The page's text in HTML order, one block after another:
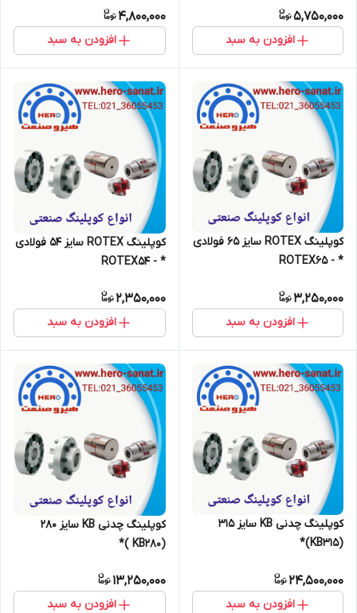
5,750,000
افزودن به سبد
4,800,000
افزودن به سبد
کوپلینگ ROTEX سایز 65 فولادی
* - ROTEX65
3,250,000
افزودن به سبد
کوپلینگ ROTEX سایز 54 فولادی
* - ROTEX54
2,350,000
افزودن به سبد
کوپلینگ چدنی KB سایز 315
(KB315)*
24,500,000
افزودن به سبد
کوپلینگ چدنی KB سایز 280
(KB280 )*
13,250,000
افزودن به سبد